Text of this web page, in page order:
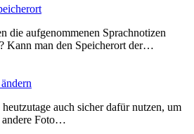
die aufgenommenen Sprachnotizen
Kann man den Speicherort der…
auch sicher dafür nutzen, um
andere Foto…